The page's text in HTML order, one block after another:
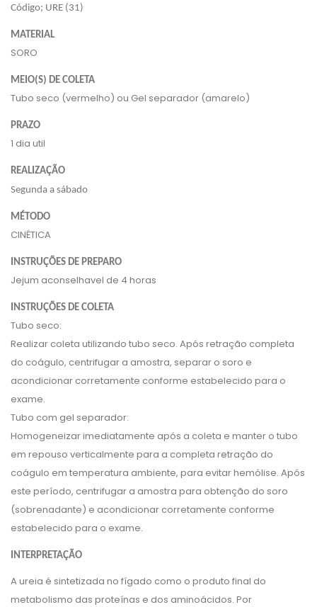
Código; URE (31)
MATERIAL
SORO
MEIO(S) DE COLETA
Tubo seco (vermelho) ou Gel separador (amarelo)
PRAZO
1 dia util
REALIZAÇÃO
Segunda a sábado
MÉTODO
CINÉTICA
INSTRUÇÕES DE PREPARO
Jejum aconselhavel de 4 horas
INSTRUÇÕES DE COLETA
Tubo seco:
Realizar coleta utilizando tubo seco. Após retração completa
do coágulo, centrifugar a amostra, separar o soro e
acondicionar corretamente conforme estabelecido para o
exame.
Tubo com gel separador:
Homogeneizar imediatamente após a coleta e manter o tubo
em repouso verticalmente para a completa retração do
coágulo em temperatura ambiente, para evitar hemólise. Após
este período, centrifugar a amostra para obtenção do soro
(sobrenadante) e acondicionar corretamente conforme
estabelecido para o exame.
INTERPRETAÇÃO
A ureia é sintetizada no fígado como o produto final do
metabolismo das proteínas e dos aminoácidos. Por